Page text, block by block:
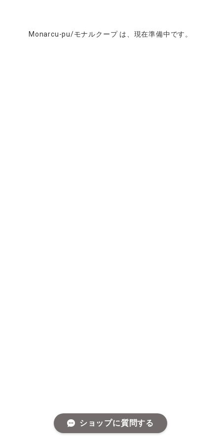
Monarcu-pu/モナルクープ は、現在準備中です。
ショップに質問する